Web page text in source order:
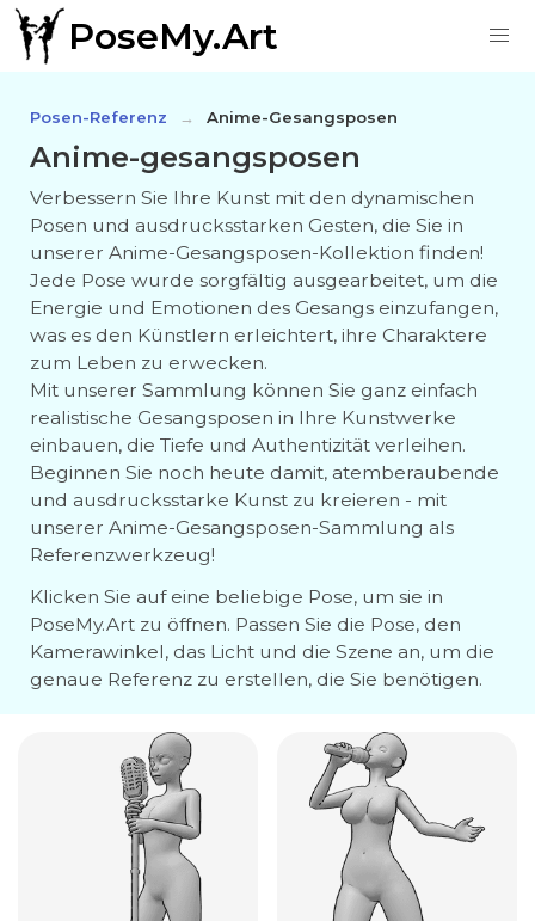
PoseMy.Art
Posen-Referenz Anime-Gesangsposen
Anime-gesangsposen
Verbessern Sie Ihre Kunst mit den dynamischen
Posen und ausdrucksstarken Gesten, die Sie in
unserer Anime-Gesangsposen-Kollektion finden!
Jede Pose wurde sorgfältig ausgearbeitet, um die
Energie und Emotionen des Gesangs einzufangen,
was es den Künstlern erleichtert, ihre Charaktere
zum Leben zu erwecken.
Mit unserer Sammlung können Sie ganz einfach
realistische Gesangsposen in Ihre Kunstwerke
einbauen, die Tiefe und Authentizität verleihen.
Beginnen Sie noch heute damit, atemberaubende
und ausdrucksstarke Kunst zu kreieren - mit
unserer Anime-Gesangsposen-Sammlung als
Referenzwerkzeug!
Klicken Sie auf eine beliebige Pose, um sie in
PoseMy.Art zu öffnen. Passen Sie die Pose, den
Kamerawinkel, das Licht und die Szene an, um die
genaue Referenz zu erstellen, die Sie benötigen.